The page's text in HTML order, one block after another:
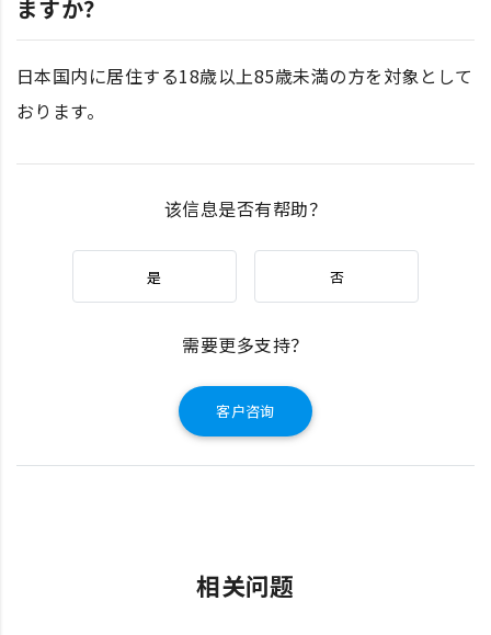
ますか？
日本国内に居住する18歳以上85歳未満の方を対象として
おります。
该信息是否有帮助？
是 否
需要更多支持？
客户咨询
相关问题